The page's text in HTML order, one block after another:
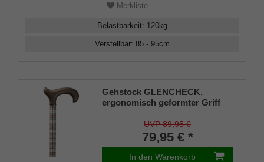
Merkliste
Belastbarkeit: 120kg
Verstellbar: 85 - 95cm
Gehstock GLENCHECK,
ergonomisch geformter Griff
Beschichtung, Stock
Aluminium höhenverstellbar,
inklusive Gummipuffer
UVP 89,95 €
79,95 € *
In den Warenkorb